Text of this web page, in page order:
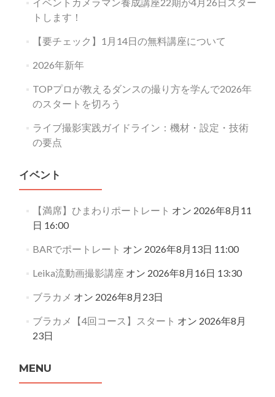
トします！
【要チェック】1月14日の無料講座について
2026年新年
TOPプロが教えるダンスの撮り方を学んで2026年
のスタートを切ろう
ライブ撮影実践ガイドライン：機材・設定・技術
の要点
イベント
【満席】ひまわりポートレート オン 2026年8月11
日 16:00
BARでポートレート オン 2026年8月13日 11:00
Leika流動画撮影講座 オン 2026年8月16日 13:30
ブラカメ オン 2026年8月23日
ブラカメ【4回コース】スタート オン 2026年8月
23日
MENU